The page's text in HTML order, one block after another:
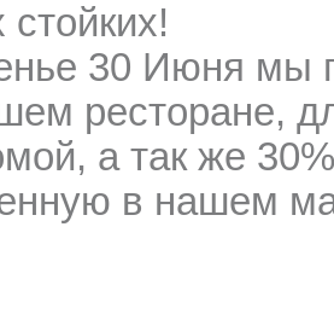
30 Июня мы
ресторане,
а так же
в нашем